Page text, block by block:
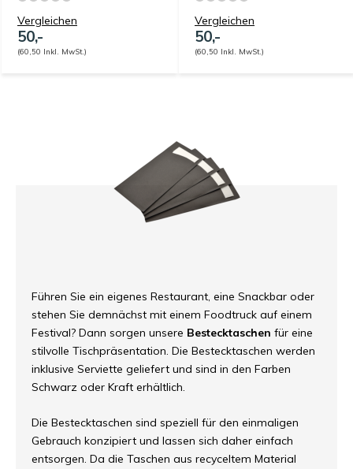
Vergleichen
50,-
(60,50 Inkl. MwSt.)
Vergleichen
50,-
(60,50 Inkl. MwSt.)
Führen Sie ein eigenes Restaurant, eine Snackbar oder
stehen Sie demnächst mit einem Foodtruck auf einem
Festival? Dann sorgen unsere Bestecktaschen für eine
stilvolle Tischpräsentation. Die Bestecktaschen werden
inklusive Serviette geliefert und sind in den Farben
Schwarz oder Kraft erhältlich.
Die Bestecktaschen sind speziell für den einmaligen
Gebrauch konzipiert und lassen sich daher einfach
entsorgen. Da die Taschen aus recyceltem Material